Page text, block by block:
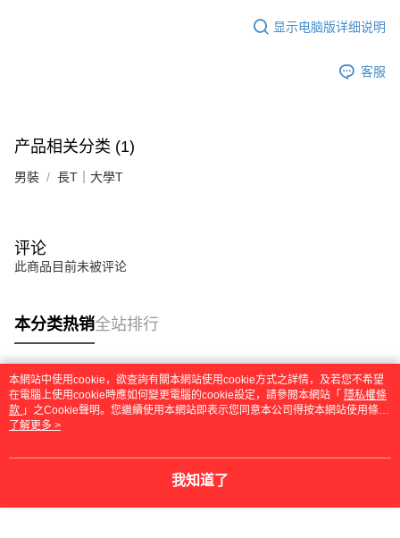
显示电脑版详细说明
客服
产品相关分类 (1)
男裝 長T｜大學T
评论
此商品目前未被评论
本分类热销全站排行
热门标签
本網站中使用cookie，欲查詢有關本網站使用cookie方式之詳情，及若您不希望
在電腦上使用cookie時應如何變更電腦的cookie設定，請參閱本網站「 隱私權條
款 」之Cookie聲明。您繼續使用本網站即表示您同意本公司得按本網站使用條款
之Cookie聲明使用cookie。
了解更多 >
我知道了